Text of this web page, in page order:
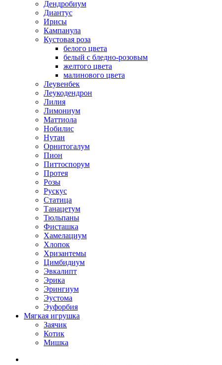
Дендробиум
Диантус
Ирисы
Кампанула
Кустовая роза
белого цвета
белый с бледно-розовым
желтого цвета
малинового цвета
Леувенбек
Леукодендрон
Лилия
Лимониум
Маттиола
Нобилис
Нутан
Орнитогалум
Пион
Питтоспорум
Протея
Розы
Рускус
Статица
Танацетум
Тюльпаны
Фисташка
Хамелациум
Хлопок
Хризантемы
Цимбидиум
Эвкалипт
Эрика
Эрингиум
Эустома
Эуфорбия
Мягкая игрушка
Заячик
Котик
Мишка